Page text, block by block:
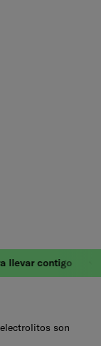
contigo
son